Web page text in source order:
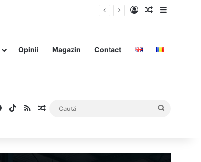
Log InArticolSidebar
Opinii Magazin Contact
Facebook
TikTok
RSSArticol aleatoriu